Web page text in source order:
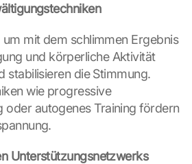
um mit dem schlimmen Ergebnis
und körperliche Aktivität
stabilisieren die Stimmung.
wie progressive
oder autogenes Training fördern
Unterstützungsnetzwerks